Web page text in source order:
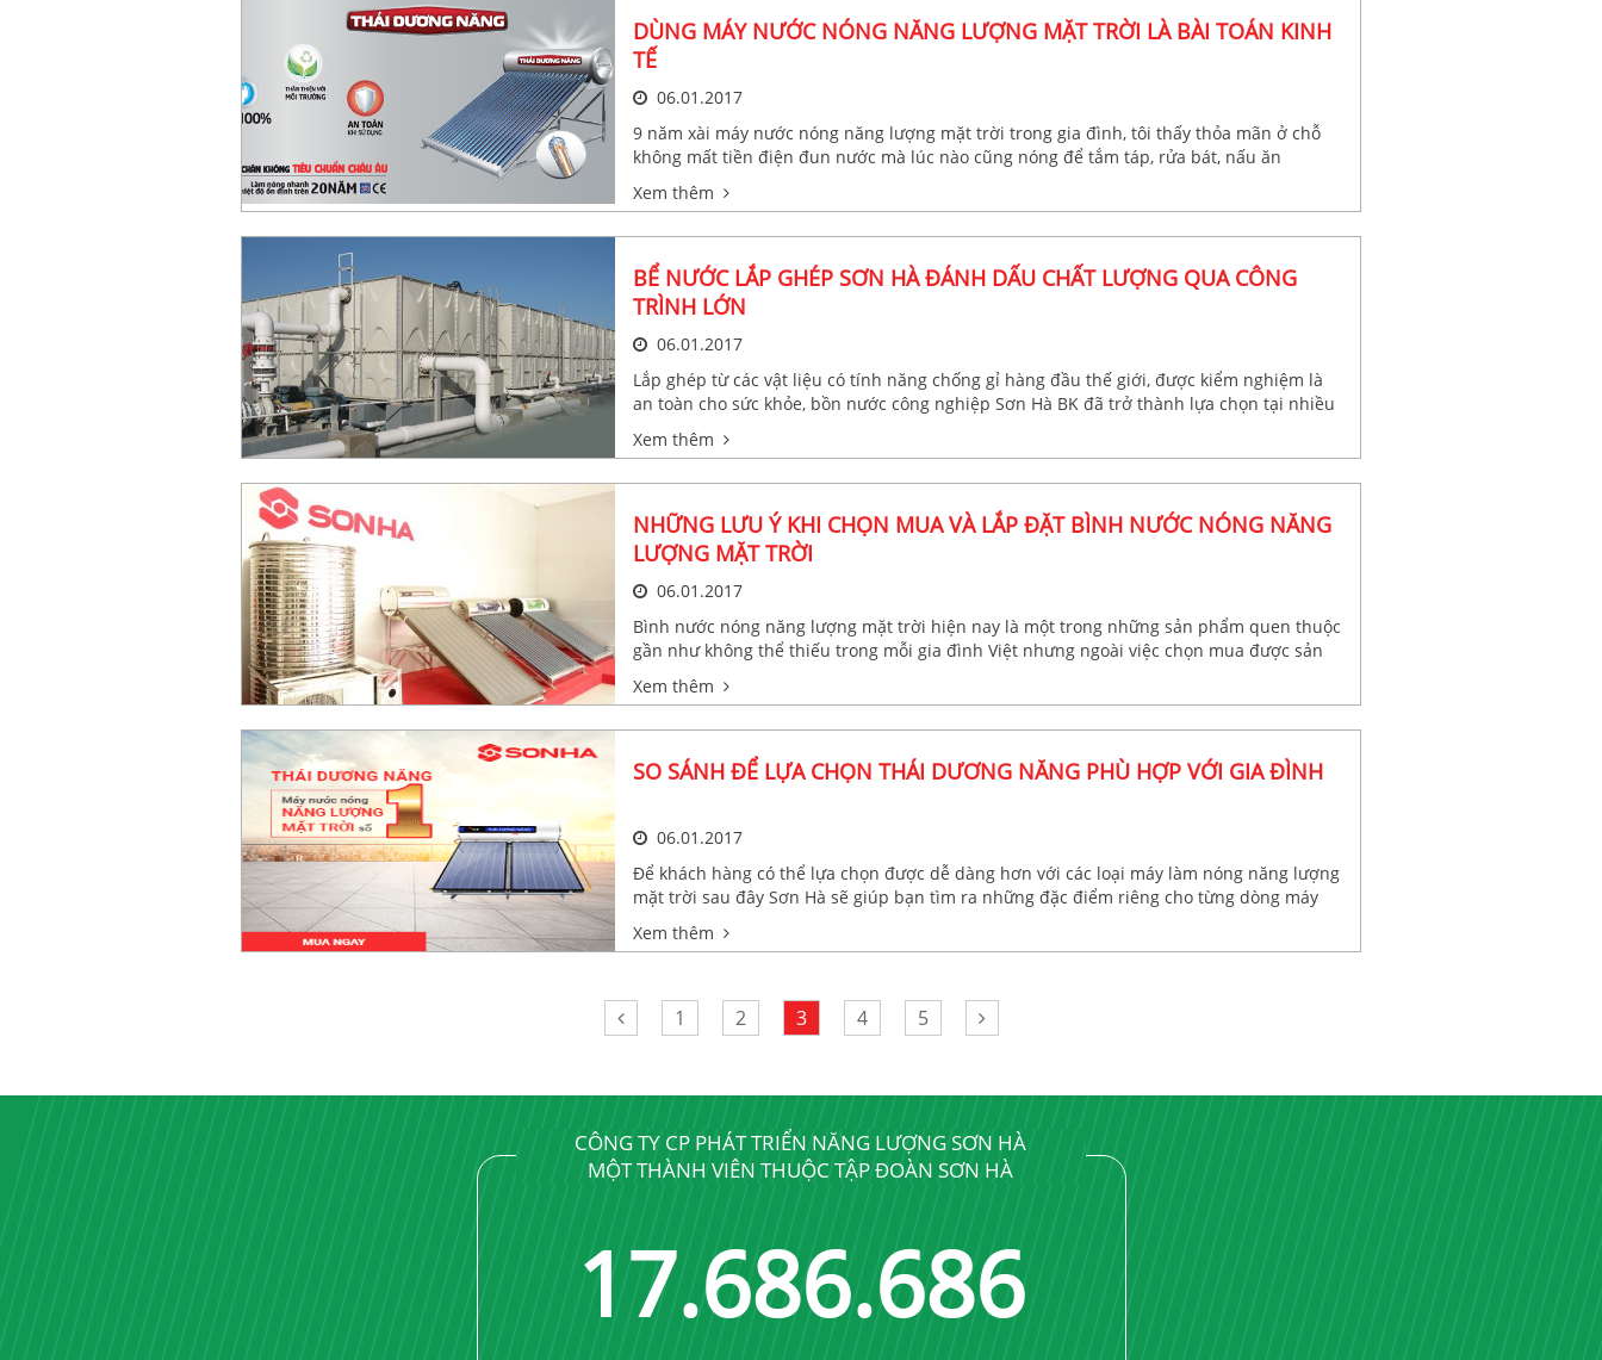
DÙNG MÁY NƯỚC NÓNG NĂNG LƯỢNG MẶT TRỜI LÀ BÀI TOÁN KINH
TẾ
06.01.2017
9 năm xài máy nước nóng năng lượng mặt trời trong gia đình, tôi thấy thỏa mãn ở chỗ
không mất tiền điện đun nước mà lúc nào cũng nóng để tắm táp, rửa bát, nấu ăn
Xem thêm
BỂ NƯỚC LẮP GHÉP SƠN HÀ ĐÁNH DẤU CHẤT LƯỢNG QUA CÔNG
TRÌNH LỚN
06.01.2017
Lắp ghép từ các vật liệu có tính năng chống gỉ hàng đầu thế giới, được kiểm nghiệm là
an toàn cho sức khỏe, bồn nước công nghiệp Sơn Hà BK đã trở thành lựa chọn tại nhiều
công trình “khủng” của các nhà đầu tư lớn ở VN.
Xem thêm
NHỮNG LƯU Ý KHI CHỌN MUA VÀ LẮP ĐẶT BÌNH NƯỚC NÓNG NĂNG
LƯỢNG MẶT TRỜI
06.01.2017
Bình nước nóng năng lượng mặt trời hiện nay là một trong những sản phẩm quen thuộc
gần như không thể thiếu trong mỗi gia đình Việt nhưng ngoài việc chọn mua được sản
phẩm tốt, phù hợp với nhu cầu sử dụng thì việc lắp đặt sản phẩm để tối ưu nhất hiệu
năng của sản phẩm bạn cần chú ý một vài điều như sau:
Xem thêm
SO SÁNH ĐỂ LỰA CHỌN THÁI DƯƠNG NĂNG PHÙ HỢP VỚI GIA ĐÌNH
06.01.2017
Để khách hàng có thể lựa chọn được dễ dàng hơn với các loại máy làm nóng năng lượng
mặt trời sau đây Sơn Hà sẽ giúp bạn tìm ra những đặc điểm riêng cho từng dòng máy
Thái Dương Năng để phù hợp hơn với gia đình mình nhé!
Xem thêm
1 2 3 4 5
CÔNG TY CP PHÁT TRIỂN NĂNG LƯỢNG SƠN HÀ
MỘT THÀNH VIÊN THUỘC TẬP ĐOÀN SƠN HÀ
17.689.689